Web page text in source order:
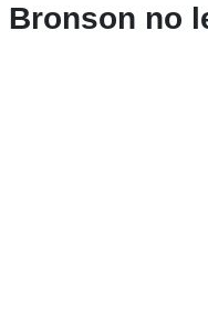
Bronson no